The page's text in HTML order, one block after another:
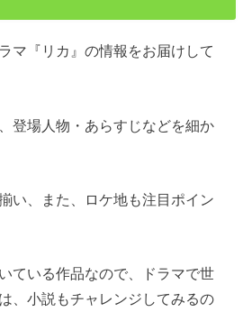
マ『リカ』の情報をお届けして
登場人物・あらすじなどを細か
い、また、ロケ地も注目ポイン
ている作品なので、ドラマで世
、小説もチャレンジしてみるの